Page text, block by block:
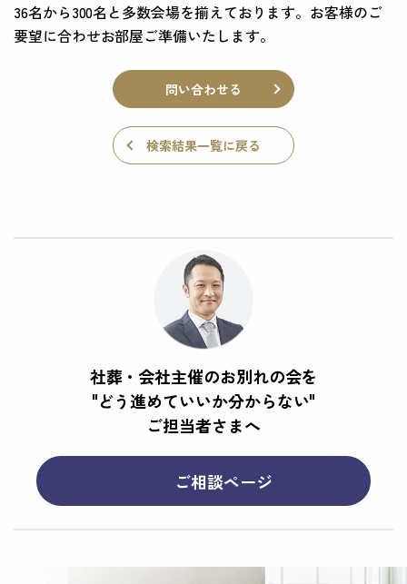
36名から300名と多数会場を揃えております。お客様のご
要望に合わせお部屋ご準備いたします。
検索結果一覧に戻る
問い合わせる
社葬・会社主催のお別れの会を
"どう進めていいか分からない"
ご担当者さまへ
ご相談ページ